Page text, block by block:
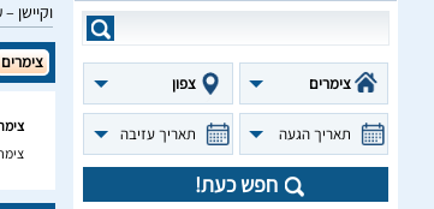
וקיישן
צימרים צפון
תאריך הגעה תאריך עזיבה
חפש כעת!
צימרים